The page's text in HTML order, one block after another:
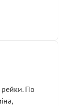
рейки. По